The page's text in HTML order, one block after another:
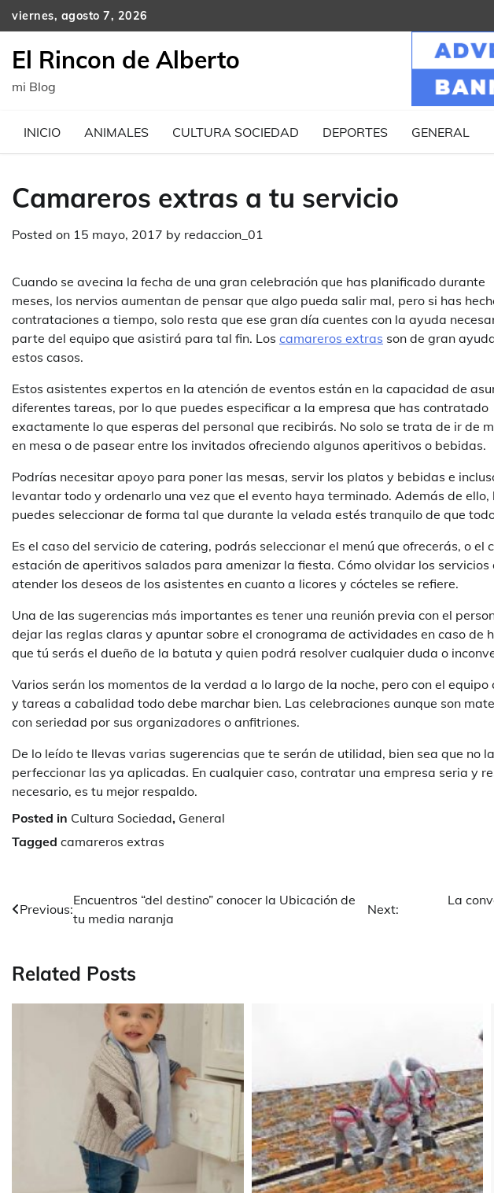
Skip
to
content
viernes, agosto 7, 2026
El Rincon de Alberto
mi Blog
INICIO ANIMALES CULTURA SOCIEDAD DEPORTES GENERAL
Camareros extras a tu servicio
Posted on 15 mayo, 2017 by redaccion_01
Cuando se avecina la fecha de una gran celebración que has planificado durante
meses, los nervios aumentan de pensar que algo pueda salir mal, pero si has
contrataciones a tiempo, solo resta que ese gran día cuentes con la ayuda
parte del equipo que asistirá para tal fin. Los camareros extras son de gran
estos casos.
Estos asistentes expertos en la atención de eventos están en la capacidad de
diferentes tareas, por lo que puedes especificar a la empresa que has contratado
exactamente lo que esperas del personal que recibirás. No solo se trata de ir de
en mesa o de pasear entre los invitados ofreciendo algunos aperitivos o bebidas.
Podrías necesitar apoyo para poner las mesas, servir los platos y bebidas e
levantar todo y ordenarlo una vez que el evento haya terminado. Además de
puedes seleccionar de forma tal que durante la velada estés tranquilo de que
Es el caso del servicio de catering, podrás seleccionar el menú que ofrecerás, o
estación de aperitivos salados para amenizar la fiesta. Cómo olvidar los
atender los deseos de los asistentes en cuanto a licores y cócteles se refiere.
Una de las sugerencias más importantes es tener una reunión previa con el
dejar las reglas claras y apuntar sobre el cronograma de actividades en caso de
que tú serás el dueño de la batuta y quien podrá resolver cualquier duda o
Varios serán los momentos de la verdad a lo largo de la noche, pero con el
y tareas a cabalidad todo debe marchar bien. Las celebraciones aunque son
con seriedad por sus organizadores o anfitriones.
De lo leído te llevas varias sugerencias que te serán de utilidad, bien sea que no
perfeccionar las ya aplicadas. En cualquier caso, contratar una empresa seria y
necesario, es tu mejor respaldo.
Posted in Cultura Sociedad, General
Tagged camareros extras
Navegación
entradas
Previous:
Encuentros “del destino” conocer la Ubicación de
tu media naranja
Next:
La
Related Posts